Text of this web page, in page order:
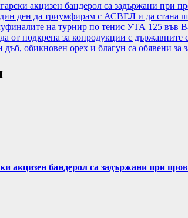
акцизен бандерол са задържани при
ден да триумфирам с АСВЕЛ и да стана
на турнир по тенис УТА 125 във
от подкрепа за копродукции с
дъб, обикновен орех и благун са обявени за
акцизен бандерол са задържани при